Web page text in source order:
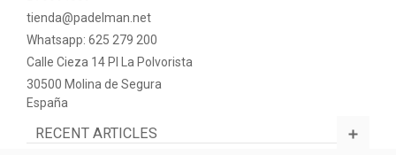
tienda@padelman.net
Whatsapp: 625 279 200
Calle Cieza 14 PI La Polvorista
30500 Molina de Segura
España
RECENT ARTICLES